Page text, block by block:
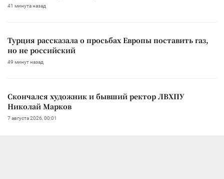
41 минута назад
Турция рассказала о просьбах Европы поставить газ,
но не российский
49 минут назад
Скончался художник и бывший ректор ЛВХПУ
Николай Марков
7 августа 2026, 00:01